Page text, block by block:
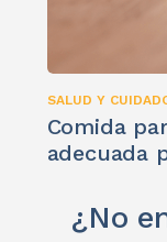
SALUD Y
Comida
adecuada
¿No